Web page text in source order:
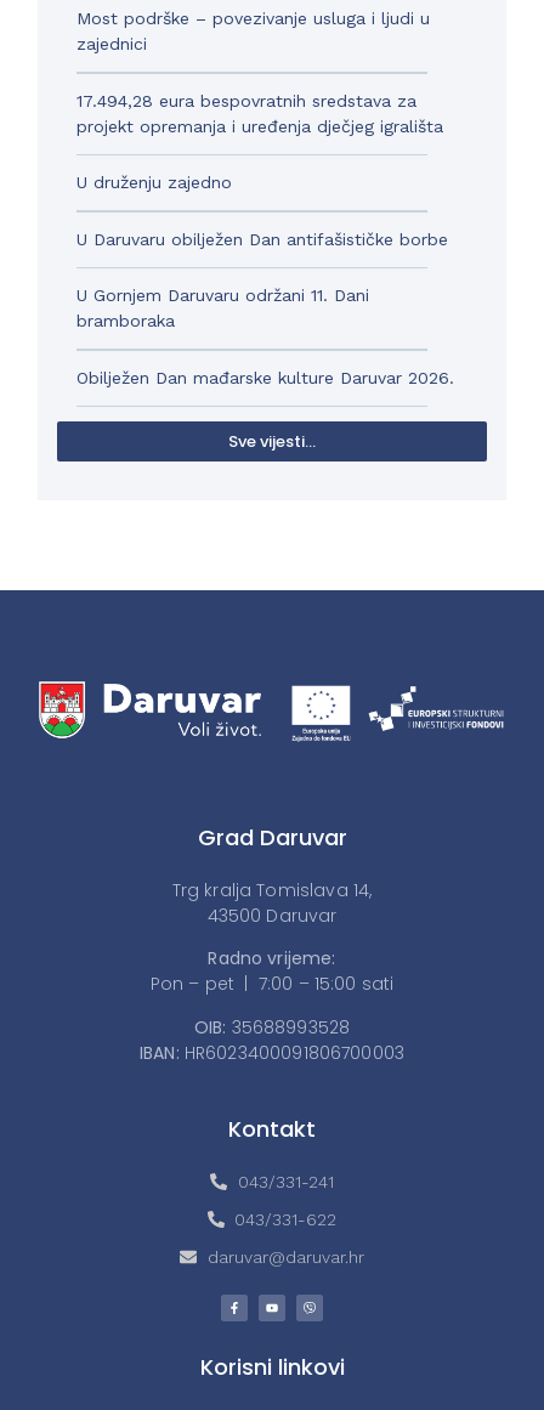
Most podrške – povezivanje usluga i ljudi u
zajednici
17.494,28 eura bespovratnih sredstava za
projekt opremanja i uređenja dječjeg igrališta
U druženju zajedno
U Daruvaru obilježen Dan antifašističke borbe
U Gornjem Daruvaru održani 11. Dani
bramboraka
Obilježen Dan mađarske kulture Daruvar 2026.
Sve vijesti...
Grad Daruvar
Trg kralja Tomislava 14,
43500 Daruvar
Radno vrijeme:
Pon – pet | 7:00 – 15:00 sati
OIB: 35688993528
IBAN: HR6023400091806700003
Kontakt
043/331-241
043/331-622
daruvar@daruvar.hr
Korisni linkovi